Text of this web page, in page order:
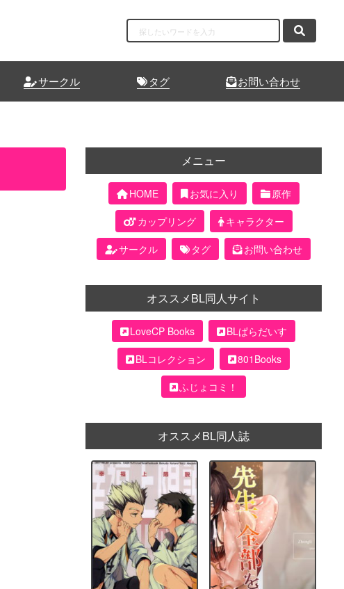
サークル タグ お問い合わせ
メニュー
HOME お気に入り
原作
カップリング
キャラクター
サークル
タグ お問い合わせ
オススメBL同人サイト
LoveCP Books
BLぱらだいす
BLコレクション
801Books
ふじょコミ！
オススメBL同人誌